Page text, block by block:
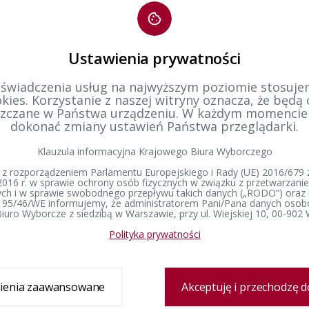
wyborców - 2020 rok
wyborców - 2019 rok Rejestr
1 2 3
Zespół delegatury
Konstytucja Rzeczypospolitej Polskiej​
Wybory Prezydenta
Polskiej
Wybory do Sejmu i
Ustawienia prywatności
usług na najwyższym poziomie
Korzystanie z naszej witryny oznacza, że będą
w Państwa urządzeniu. W każdym
dokonać zmiany ustawień Państwa przeglądarki.
Klauzula informacyjna Krajowego Biura Wyborczego
rozporządzeniem Parlamentu Europejskiego i Rady (UE) 2016/679
r. w sprawie ochrony osób fizycznych w związku z
i w sprawie swobodnego przepływu takich danych („RODO”) oraz
46/WE informujemy, że administratorem Pani/Pana danych
Wyborcze z siedzibą w Warszawie, przy ul. Wiejskiej 10, 00-902
Polityka prywatności
zaawansowane Akceptuję i przechodzę